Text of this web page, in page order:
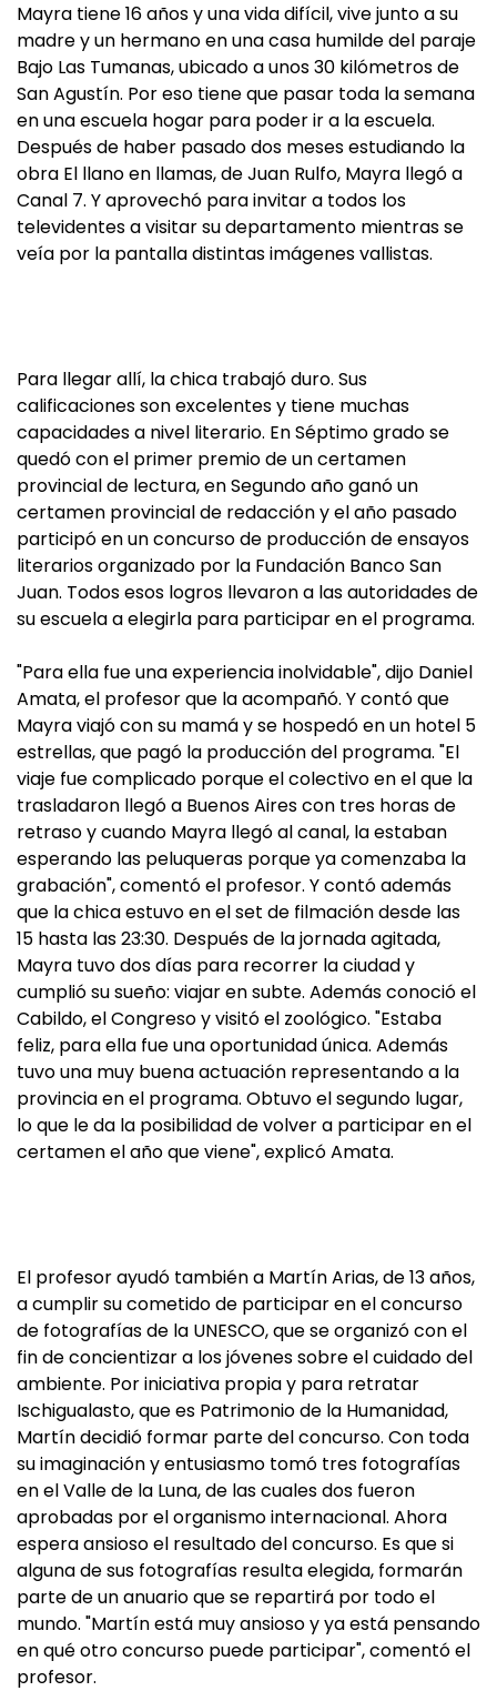
Mayra tiene 16 años y una vida difícil, vive junto a su
madre y un hermano en una casa humilde del paraje
Bajo Las Tumanas, ubicado a unos 30 kilómetros de
San Agustín. Por eso tiene que pasar toda la semana
en una escuela hogar para poder ir a la escuela.
Después de haber pasado dos meses estudiando la
obra El llano en llamas, de Juan Rulfo, Mayra llegó a
Canal 7. Y aprovechó para invitar a todos los
televidentes a visitar su departamento mientras se
veía por la pantalla distintas imágenes vallistas.
Para llegar allí, la chica trabajó duro. Sus
calificaciones son excelentes y tiene muchas
capacidades a nivel literario. En Séptimo grado se
quedó con el primer premio de un certamen
provincial de lectura, en Segundo año ganó un
certamen provincial de redacción y el año pasado
participó en un concurso de producción de ensayos
literarios organizado por la Fundación Banco San
Juan. Todos esos logros llevaron a las autoridades de
su escuela a elegirla para participar en el programa.
"Para ella fue una experiencia inolvidable", dijo Daniel
Amata, el profesor que la acompañó. Y contó que
Mayra viajó con su mamá y se hospedó en un hotel 5
estrellas, que pagó la producción del programa. "El
viaje fue complicado porque el colectivo en el que la
trasladaron llegó a Buenos Aires con tres horas de
retraso y cuando Mayra llegó al canal, la estaban
esperando las peluqueras porque ya comenzaba la
grabación", comentó el profesor. Y contó además
que la chica estuvo en el set de filmación desde las
15 hasta las 23:30. Después de la jornada agitada,
Mayra tuvo dos días para recorrer la ciudad y
cumplió su sueño: viajar en subte. Además conoció el
Cabildo, el Congreso y visitó el zoológico. "Estaba
feliz, para ella fue una oportunidad única. Además
tuvo una muy buena actuación representando a la
provincia en el programa. Obtuvo el segundo lugar,
lo que le da la posibilidad de volver a participar en el
certamen el año que viene", explicó Amata.
El profesor ayudó también a Martín Arias, de 13 años,
a cumplir su cometido de participar en el concurso
de fotografías de la UNESCO, que se organizó con el
fin de concientizar a los jóvenes sobre el cuidado del
ambiente. Por iniciativa propia y para retratar
Ischigualasto, que es Patrimonio de la Humanidad,
Martín decidió formar parte del concurso. Con toda
su imaginación y entusiasmo tomó tres fotografías
en el Valle de la Luna, de las cuales dos fueron
aprobadas por el organismo internacional. Ahora
espera ansioso el resultado del concurso. Es que si
alguna de sus fotografías resulta elegida, formarán
parte de un anuario que se repartirá por todo el
mundo. "Martín está muy ansioso y ya está pensando
en qué otro concurso puede participar", comentó el
profesor.